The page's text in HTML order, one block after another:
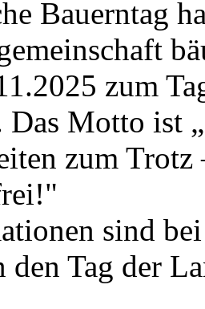
Bauerntag
zum
Das Motto ist
zum
sind
den Tag der